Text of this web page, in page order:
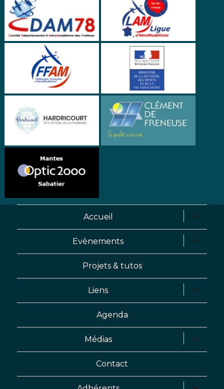
Accueil
ouvrir
le
sous-
Evènements
ouvrir
le
menu
Projets & tutos
Liens
ouvrir
le
menu
Agenda
Médias
ouvrir
le
menu
Contact